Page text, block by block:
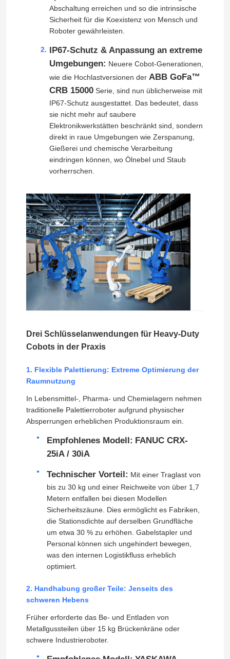
Videos
Über uns
Werksbesichtigung
Qualitätskontrolle
Kontakt mit uns
Blog
Bitte um ein Angebot
Industrieroboter-Arm
Abschaltung erreichen und so die intrinsische
Sicherheit für die Koexistenz von Mensch und
Roboter gewährleisten.
IP67-Schutz & Anpassung an extreme
Umgebungen: Neuere Cobot-Generationen,
wie die Hochlastversionen der ABB GoFa™
CRB 15000Serie, sind nun üblicherweise mit
IP67-Schutz ausgestattet. Das bedeutet, dass
sie nicht mehr auf saubere
Elektronikwerkstätten beschränkt sind, sondern
direkt in raue Umgebungen wie Zerspanung,
Gießerei und chemische Verarbeitung
eindringen können, wo Ölnebel und Staub
vorherrschen.
Drei Schlüsselanwendungen für Heavy-Duty
Cobots in der Praxis
1. Flexible Palettierung: Extreme Optimierung der
Raumnutzung
In Lebensmittel-, Pharma- und Chemielagern nehmen
traditionelle Palettierroboter aufgrund physischer
Absperrungen erheblichen Produktionsraum ein.
Empfohlenes Modell: FANUC CRX-
25iA / 30iA
Technischer Vorteil: Mit einer Traglast von
bis zu 30 kg und einer Reichweite von über 1,7
Metern entfallen bei diesen Modellen
Sicherheitszäune. Dies ermöglicht es Fabriken,
die Stationsdichte auf derselben Grundfläche
um etwa 30 % zu erhöhen. Gabelstapler und
Personal können sich ungehindert bewegen,
was den internen Logistikfluss erheblich
optimiert.
2. Handhabung großer Teile: Jenseits des
schweren Hebens
Früher erforderte das Be- und Entladen von
Metallgussteilen über 15 kg Brückenkräne oder
schwere Industrieroboter.